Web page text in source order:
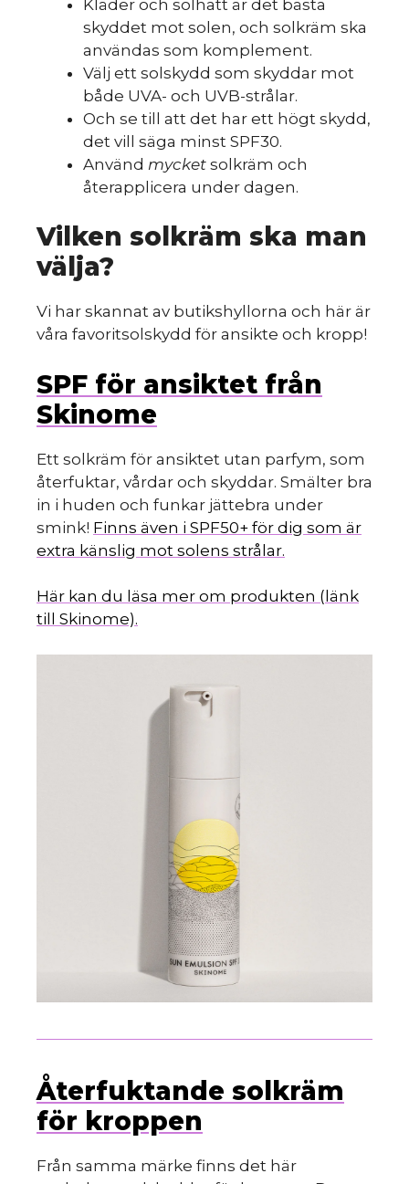
Kläder och solhatt är det bästa
skyddet mot solen, och solkräm ska
användas som komplement.
Välj ett solskydd som skyddar mot
både UVA- och UVB-strålar.
Och se till att det har ett högt skydd,
det vill säga minst SPF30.
Använd mycket solkräm och
återapplicera under dagen.
Vilken solkräm ska man
välja?
Vi har skannat av butikshyllorna och här är
våra favoritsolskydd för ansikte och kropp!
SPF för ansiktet från
Skinome
Ett solkräm för ansiktet utan parfym, som
återfuktar, vårdar och skyddar. Smälter bra
in i huden och funkar jättebra under
smink! Finns även i SPF50+ för dig som är
extra känslig mot solens strålar.
Här kan du läsa mer om produkten (länk
till Skinome).
Återfuktande solkräm
för kroppen
Från samma märke finns det här